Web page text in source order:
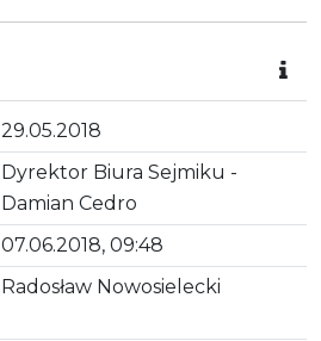
29.05.2018
Dyrektor Biura Sejmiku -
Damian Cedro
07.06.2018, 09:48
Radosław Nowosielecki